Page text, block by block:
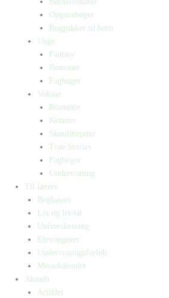
Opgavebøger
Bogpakker til børn
Unge
Fantasy
Romaner
Fagbøger
Voksne
Romance
Krimier
Skønlitteratur
True Stories
Fagbøger
Undervisning
Til lærere
Bogkasser
Lix og let-tal
Universlæsning
Elevopgaver
Undervisningsforløb
Messekalender
Aktuelt
Artikler